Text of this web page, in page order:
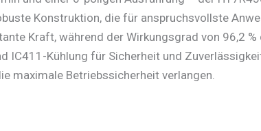
Konstruktion, die für anspruchsvollste
Kraft, während der Wirkungsgrad von 96,2
Kühlung für Sicherheit und
maximale Betriebssicherheit verlangen.